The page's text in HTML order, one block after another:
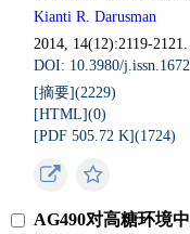
Kianti R. Darusman
2014, 14(12):2119-2121.
DOI: 10.3980/
[摘要](2229)
[HTML](0)
[PDF 505.72 K](1724)
AG490对高糖环境